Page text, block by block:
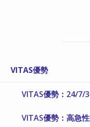
VITAS優勢
VITAS優勢：24/7/
VITAS優勢：高急